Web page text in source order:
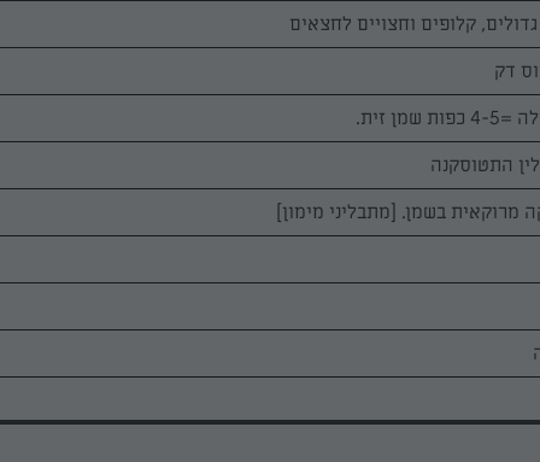
זית.
מרוקאית בשמן. [מתבליני מימון]